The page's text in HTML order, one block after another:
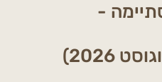
2026)